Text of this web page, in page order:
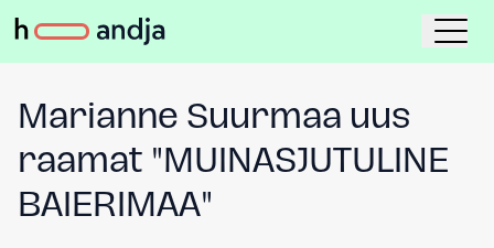
Marianne Suurmaa uus
raamat "MUINASJUTULINE
BAIERIMAA"